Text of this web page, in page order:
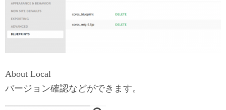
About Local
バージョン確認などができます。